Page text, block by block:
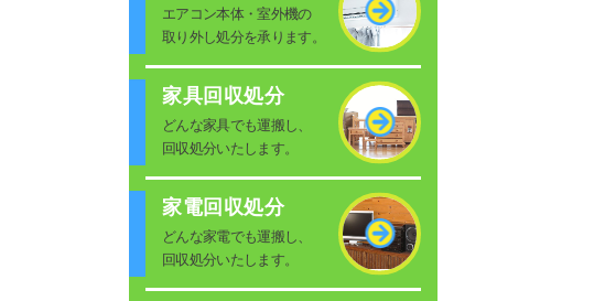
エアコン本体・室外機の
取り外し処分を承ります。
家具回収処分
どんな家具でも運搬し、
回収処分いたします。
家電回収処分
どんな家電でも運搬し、
回収処分いたします。